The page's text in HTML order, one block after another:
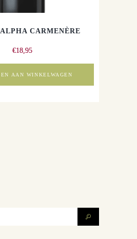
CARMENÈRE
€18,95
AAN WINKELWAGEN